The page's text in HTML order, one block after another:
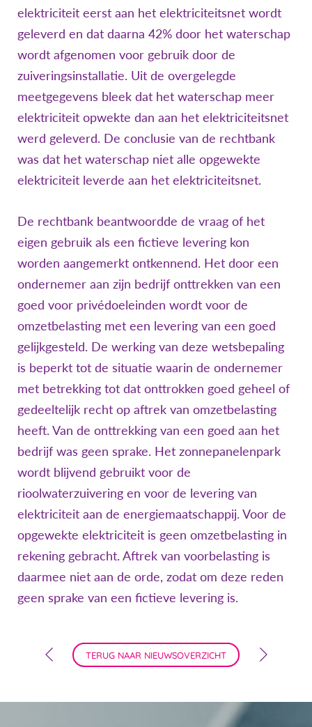
elektriciteit eerst aan het elektriciteitsnet wordt
geleverd en dat daarna 42% door het waterschap
wordt afgenomen voor gebruik door de
zuiveringsinstallatie. Uit de overgelegde
meetgegevens bleek dat het waterschap meer
elektriciteit opwekte dan aan het elektriciteitsnet
werd geleverd. De conclusie van de rechtbank
was dat het waterschap niet alle opgewekte
elektriciteit leverde aan het elektriciteitsnet.
De rechtbank beantwoordde de vraag of het
eigen gebruik als een fictieve levering kon
worden aangemerkt ontkennend. Het door een
ondernemer aan zijn bedrijf onttrekken van een
goed voor privédoeleinden wordt voor de
omzetbelasting met een levering van een goed
gelijkgesteld. De werking van deze wetsbepaling
is beperkt tot de situatie waarin de ondernemer
met betrekking tot dat onttrokken goed geheel of
gedeeltelijk recht op aftrek van omzetbelasting
heeft. Van de onttrekking van een goed aan het
bedrijf was geen sprake. Het zonnepanelenpark
wordt blijvend gebruikt voor de
rioolwaterzuivering en voor de levering van
elektriciteit aan de energiemaatschappij. Voor de
opgewekte elektriciteit is geen omzetbelasting in
rekening gebracht. Aftrek van voorbelasting is
daarmee niet aan de orde, zodat om deze reden
geen sprake van een fictieve levering is.
TERUG NAAR NIEUWSOVERZICHT